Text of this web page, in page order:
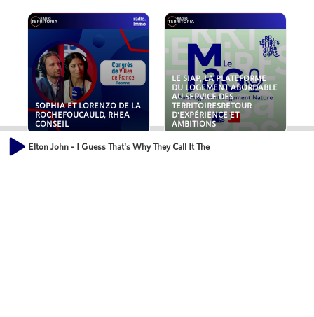
SOPHIA ET LORENZO DE LA
ROCHEFOUCAULD, RHEA
CONSEIL
LE SIAP, LA PLATEFORME
DU LOGEMENT ABORDABLE
AU SERVICE DES
TERRITOIRESRETOUR
D'EXPÉRIENCE ET
AMBITIONS
Elton John - I Guess That's Why They Call It The Blues